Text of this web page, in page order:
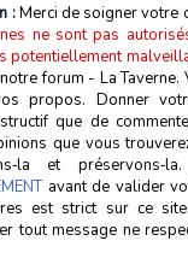
:Merci de soigner votre
ne sont pas
potentiellement
forum - La
propos. Donner
que de
que vous
et
avant de valider
est strict sur ce
tout message ne